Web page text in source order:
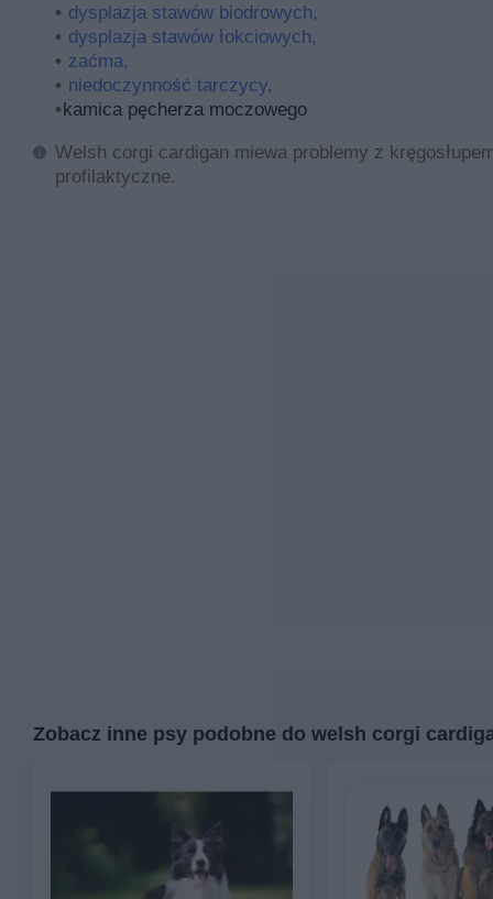
dysplazja stawów biodrowych,
dysplazja stawów łokciowych,
zaćma,
niedoczynność tarczycy,
kamica pęcherza moczowego
Welsh corgi cardigan miewa problemy z
profilaktyczne.
Zobacz inne psy podobne do welsh corgi